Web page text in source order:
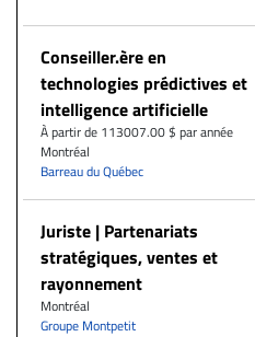
Conseiller.ère en
technologies prédictives et
intelligence artificielle
À partir de 113007.00 $ par année
Montréal
Barreau du Québec
Juriste | Partenariats
stratégiques, ventes et
rayonnement
Montréal
Groupe Montpetit